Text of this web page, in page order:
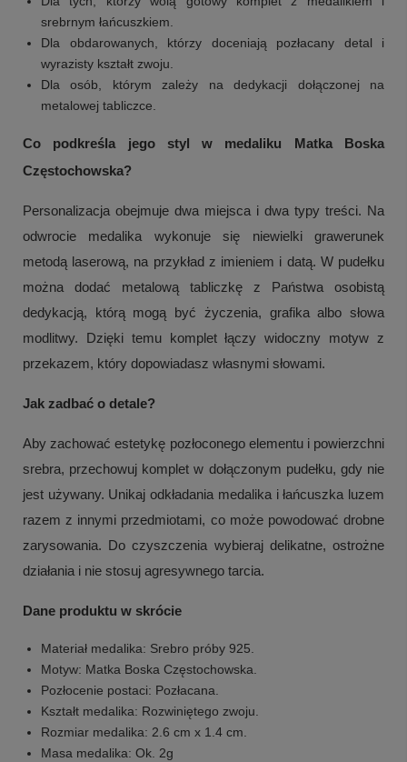
srebrnym łańcuszkiem.
Dla obdarowanych, którzy doceniają pozłacany detal i
wyrazisty kształt zwoju.
Dla osób, którym zależy na dedykacji dołączonej na
metalowej tabliczce.
Co podkreśla jego styl w medaliku Matka Boska
Częstochowska?
Personalizacja obejmuje dwa miejsca i dwa typy treści. Na
odwrocie medalika wykonuje się niewielki grawerunek
metodą laserową, na przykład z imieniem i datą. W pudełku
można dodać metalową tabliczkę z Państwa osobistą
dedykacją, którą mogą być życzenia, grafika albo słowa
modlitwy. Dzięki temu komplet łączy widoczny motyw z
przekazem, który dopowiadasz własnymi słowami.
Jak zadbać o detale?
Aby zachować estetykę pozłoconego elementu i powierzchni
srebra, przechowuj komplet w dołączonym pudełku, gdy nie
jest używany. Unikaj odkładania medalika i łańcuszka luzem
razem z innymi przedmiotami, co może powodować drobne
zarysowania. Do czyszczenia wybieraj delikatne, ostrożne
działania i nie stosuj agresywnego tarcia.
Dane produktu w skrócie
Materiał medalika: Srebro próby 925.
Motyw: Matka Boska Częstochowska.
Pozłocenie postaci: Pozłacana.
Kształt medalika: Rozwiniętego zwoju.
Rozmiar medalika: 2.6 cm x 1.4 cm.
Masa medalika: Ok. 2g